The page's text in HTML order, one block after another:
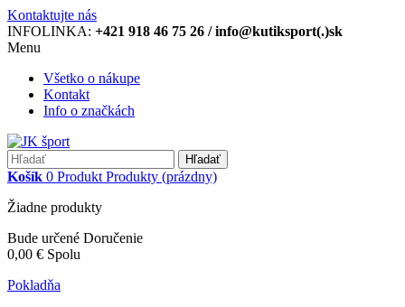
Kontaktujte nás
INFOLINKA: +421 918 46 75 26 / info@kutiksport(.)sk
Menu
Všetko o nákupe
Kontakt
Info o značkách
Hľadať
Košík 0 Produkt Produkty (prázdny)
Žiadne produkty
Bude určené Doručenie
0,00 € Spolu
Pokladňa